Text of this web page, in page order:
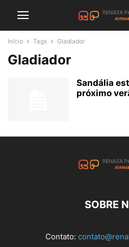
Início Tags Gladiador
Gladiador
Sandália
próximo
SOBRE
Contato: